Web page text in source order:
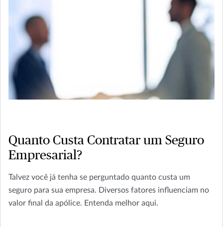
Quanto Custa Contratar um Seguro
Empresarial?
Talvez você já tenha se perguntado quanto custa um
seguro para sua empresa. Diversos fatores influenciam no
valor final da apólice. Entenda melhor aqui.